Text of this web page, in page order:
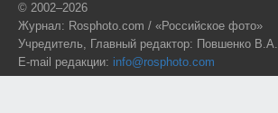
© 2002–2026
Журнал: Rosphoto.com / «Российское фото»
Учредитель, Главный редактор: Повшенко В.А.
E-mail редакции: info@rosphoto.com